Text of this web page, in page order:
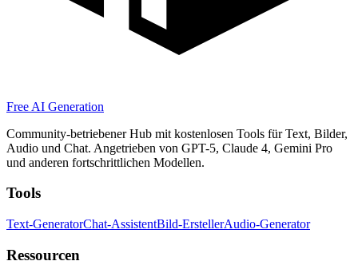
Free AI Generation
Community-betriebener Hub mit kostenlosen Tools für Text, Bilder,
Audio und Chat. Angetrieben von GPT-5, Claude 4, Gemini Pro
und anderen fortschrittlichen Modellen.
Tools
Text-GeneratorChat-AssistentBild-ErstellerAudio-Generator
Ressourcen